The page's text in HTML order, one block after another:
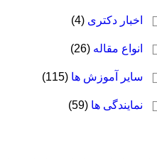
اخبار دکتری (4)
انواع مقاله (26)
سایر آموزش ها (115)
نمایندگی ها (59)